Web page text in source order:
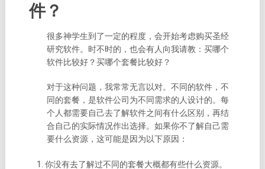
件？
很多神学生到了一定的程度，会开始考虑购买圣经
研究软件。时不时的，也会有人向我请教：买哪个
软件比较好？买哪个套餐比较好？
对于这种问题，我常常无言以对。不同的软件，不
同的套餐，是软件公司为不同需求的人设计的。每
个人都需要自己去了解软件之间有什么区别，再结
合自己的实际情况作出选择。如果你不了解自己需
要什么资源，这可能是因为以下原因：
你没有去了解过不同的套餐大概都有些什么资源。